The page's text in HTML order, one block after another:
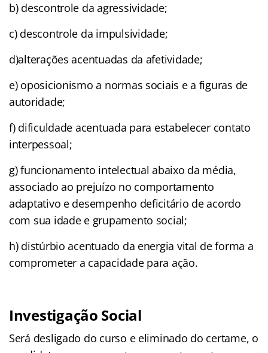
b) descontrole da agressividade;
c) descontrole da impulsividade;
d)alterações acentuadas da afetividade;
e) oposicionismo a normas sociais e a figuras de
autoridade;
f) dificuldade acentuada para estabelecer contato
interpessoal;
g) funcionamento intelectual abaixo da média,
associado ao prejuízo no comportamento
adaptativo e desempenho deficitário de acordo
com sua idade e grupamento social;
h) distúrbio acentuado da energia vital de forma a
comprometer a capacidade para ação.
Investigação Social
Será desligado do curso e eliminado do certame, o